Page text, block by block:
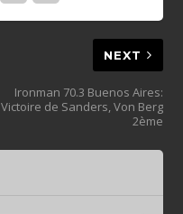
NEXT
Ironman 70.3 Buenos Aires:
Victoire de Sanders, Von Berg
2ème